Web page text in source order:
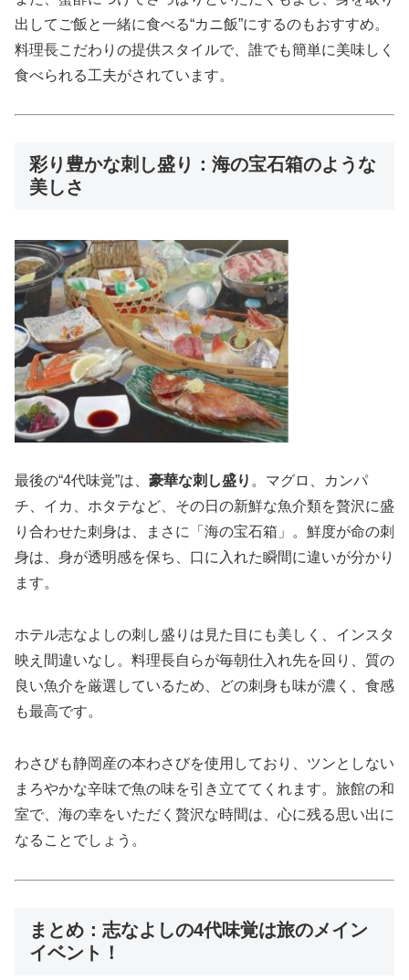
出してご飯と一緒に食べる“カニ飯”にするのもおすすめ。
料理長こだわりの提供スタイルで、誰でも簡単に美味しく
食べられる工夫がされています。
彩り豊かな刺し盛り：海の宝石箱のような
美しさ
最後の“4代味覚”は、 豪華な刺し盛り 。マグロ、カンパ
チ、イカ、ホタテなど、その日の新鮮な魚介類を贅沢に盛
り合わせた刺身は、まさに「海の宝石箱」。鮮度が命の刺
身は、身が透明感を保ち、口に入れた瞬間に違いが分かり
ます。
ホテル志なよしの刺し盛りは見た目にも美しく、インスタ
映え間違いなし。料理長自らが毎朝仕入れ先を回り、質の
良い魚介を厳選しているため、どの刺身も味が濃く、食感
も最高です。
わさびも静岡産の本わさびを使用しており、ツンとしない
まろやかな辛味で魚の味を引き立ててくれます。旅館の和
室で、海の幸をいただく贅沢な時間は、心に残る思い出に
なることでしょう。
まとめ：志なよしの4代味覚は旅のメイン
イベント！